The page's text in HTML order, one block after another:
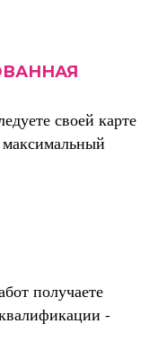
своей карте
получаете
-